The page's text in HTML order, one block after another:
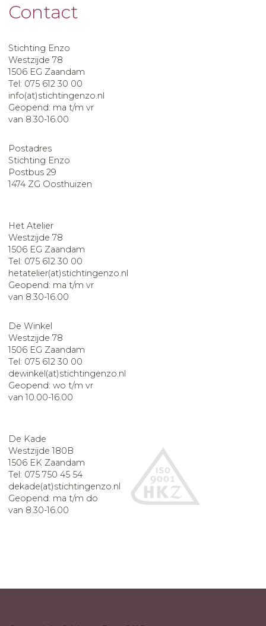
Contact
Stichting Enzo
Westzijde 78
1506 EG Zaandam
Tel: 075 612 30 00
info(at)stichtingenzo.nl
Geopend: ma t/m vr
van 8.30-16.00
Postadres
Stichting Enzo
Postbus 29
1474 ZG Oosthuizen
Het Atelier
Westzijde 78
1506 EG Zaandam
Tel: 075 612 30 00
hetatelier(at)stichtingenzo.nl
Geopend: ma t/m vr
van 8.30-16.00
De Winkel
Westzijde 78
1506 EG Zaandam
Tel: 075 612 30 00
dewinkel(at)stichtingenzo.nl
Geopend: wo t/m vr
van 10.00-16.00
De Kade
Westzijde 180B
1506 EK Zaandam
Tel: 075 750 45 54
dekade(at)stichtingenzo.nl
Geopend: ma t/m do
van 8.30-16.00